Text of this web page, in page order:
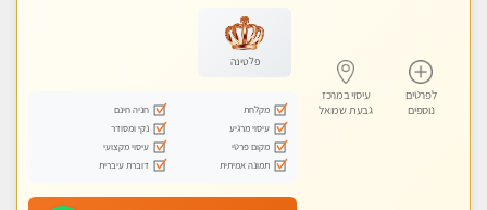
לפרטים
נוספים
עיסוי במרכז
גבעת שמואל
לנשים בלבד
פלטינה
מקלחת
חניה חינם
עיסוי מרגיע
נקי ומסודר
מקום פרטי
עיסוי מקצועי
תמונה אמיתית
דוברת עיברית